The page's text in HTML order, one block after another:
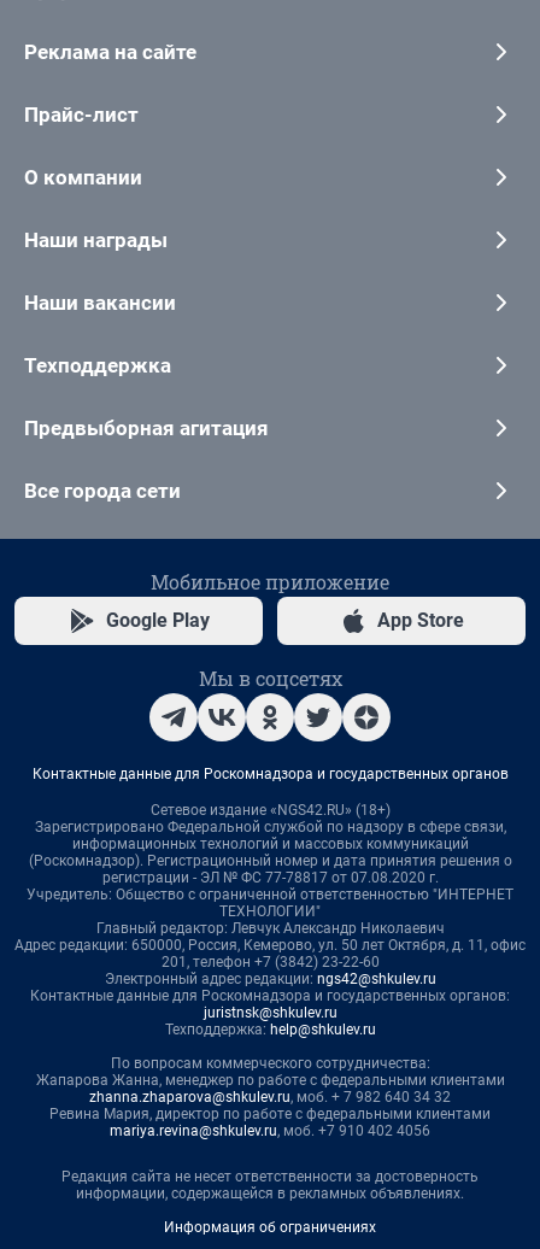
Реклама на сайте
Прайс-лист
О компании
Наши награды
Наши вакансии
Техподдержка
Предвыборная агитация
Все города сети
Мобильное приложение
Google Play App Store
Мы в соцсетях
Контактные данные для Роскомнадзора и государственных органов
Сетевое издание «NGS42.RU» (18+)
Зарегистрировано Федеральной службой по надзору в сфере связи,
информационных технологий и массовых коммуникаций
(Роскомнадзор). Регистрационный номер и дата принятия решения о
регистрации - ЭЛ № ФС 77-78817 от 07.08.2020 г.
Учредитель: Общество с ограниченной ответственностью "ИНТЕРНЕТ
ТЕХНОЛОГИИ"
Главный редактор: Левчук Александр Николаевич
Адрес редакции: 650000, Россия, Кемерово, ул. 50 лет Октября, д. 11, офис
201, телефон +7 (3842) 23-22-60
Электронный адрес редакции: ngs42@shkulev.ru
Контактные данные для Роскомнадзора и государственных органов:
juristnsk@shkulev.ru
Техподдержка: help@shkulev.ru
По вопросам коммерческого сотрудничества:
Жапарова Жанна, менеджер по работе с федеральными клиентами
zhanna.zhaparova@shkulev.ru, моб. + 7 982 640 34 32
Ревина Мария, директор по работе с федеральными клиентами
mariya.revina@shkulev.ru, моб. +7 910 402 4056
Редакция сайта не несет ответственности за достоверность
информации, содержащейся в рекламных объявлениях.
Информация об ограничениях